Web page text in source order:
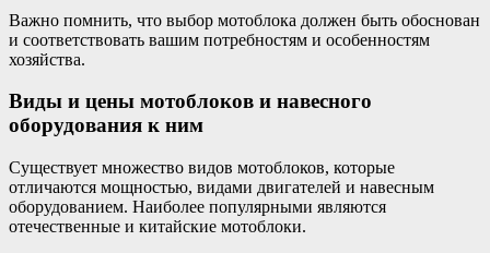
Важно помнить, что выбор мотоблока должен быть обоснован
и соответствовать вашим потребностям и особенностям
хозяйства.
Виды и цены мотоблоков и навесного
оборудования к ним
Существует множество видов мотоблоков, которые
отличаются мощностью, видами двигателей и навесным
оборудованием. Наиболее популярными являются
отечественные и китайские мотоблоки.